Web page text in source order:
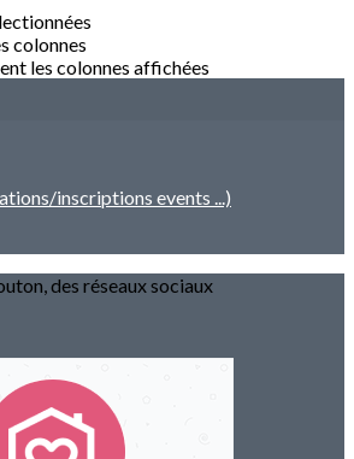
colonnes
les colonnes affichées
inscriptions events ...)
des réseaux sociaux